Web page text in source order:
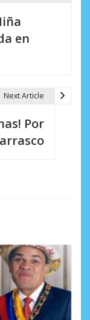
en
Next Article
Por